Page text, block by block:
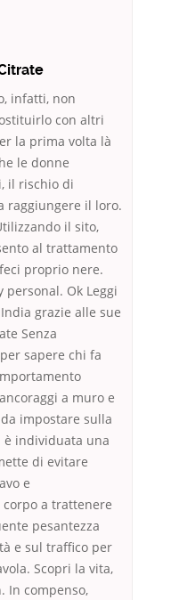
infatti, non
con altri
la prima volta là
le donne
il rischio di
raggiungere il loro.
il sito,
al trattamento
proprio nere.
personal. Ok Leggi
grazie alle sue
Senza
sapere chi fa
a muro e
impostare sulla
individuata una
di evitare
e
a trattenere
pesantezza
e sul traffico per
Scopri la vita,
In compenso,